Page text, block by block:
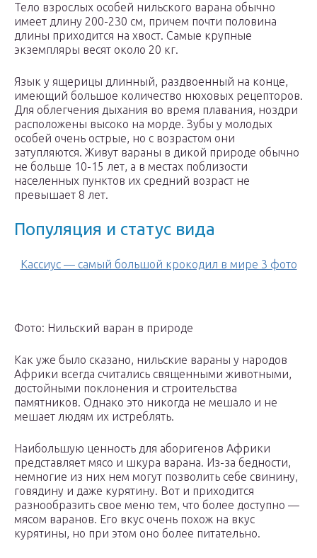
Тело взрослых особей нильского варана обычно
имеет длину 200-230 см, причем почти половина
длины приходится на хвост. Самые крупные
экземпляры весят около 20 кг.
Язык у ящерицы длинный, раздвоенный на конце,
имеющий большое количество нюховых рецепторов.
Для облегчения дыхания во время плавания, ноздри
расположены высоко на морде. Зубы у молодых
особей очень острые, но с возрастом они
затупляются. Живут вараны в дикой природе обычно
не больше 10-15 лет, а в местах поблизости
населенных пунктов их средний возраст не
превышает 8 лет.
Популяция и статус вида
Кассиус — самый большой крокодил в мире 3 фото
Фото: Нильский варан в природе
Как уже было сказано, нильские вараны у народов
Африки всегда считались священными животными,
достойными поклонения и строительства
памятников. Однако это никогда не мешало и не
мешает людям их истреблять.
Наибольшую ценность для аборигенов Африки
представляет мясо и шкура варана. Из-за бедности,
немногие из них нем могут позволить себе свинину,
говядину и даже курятину. Вот и приходится
разнообразить свое меню тем, что более доступно —
мясом варанов. Его вкус очень похож на вкус
курятины, но при этом оно более питательно.